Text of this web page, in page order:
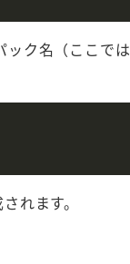
ック名（ここでは
れます。